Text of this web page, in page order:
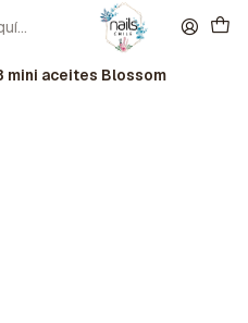
mini aceites Blossom